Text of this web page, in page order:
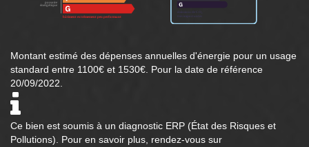
Montant estimé des dépenses annuelles d'énergie pour un usage
standard entre 1100€ et 1530€. Pour la date de référence
20/09/2022.
Ce bien est soumis à un diagnostic ERP (État des Risques et
Pollutions). Pour en savoir plus, rendez-vous sur